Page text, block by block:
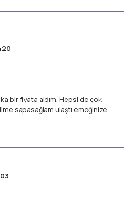
bir fiyata aldım. Hepsi de çok
sapasağlam ulaştı emeğinize